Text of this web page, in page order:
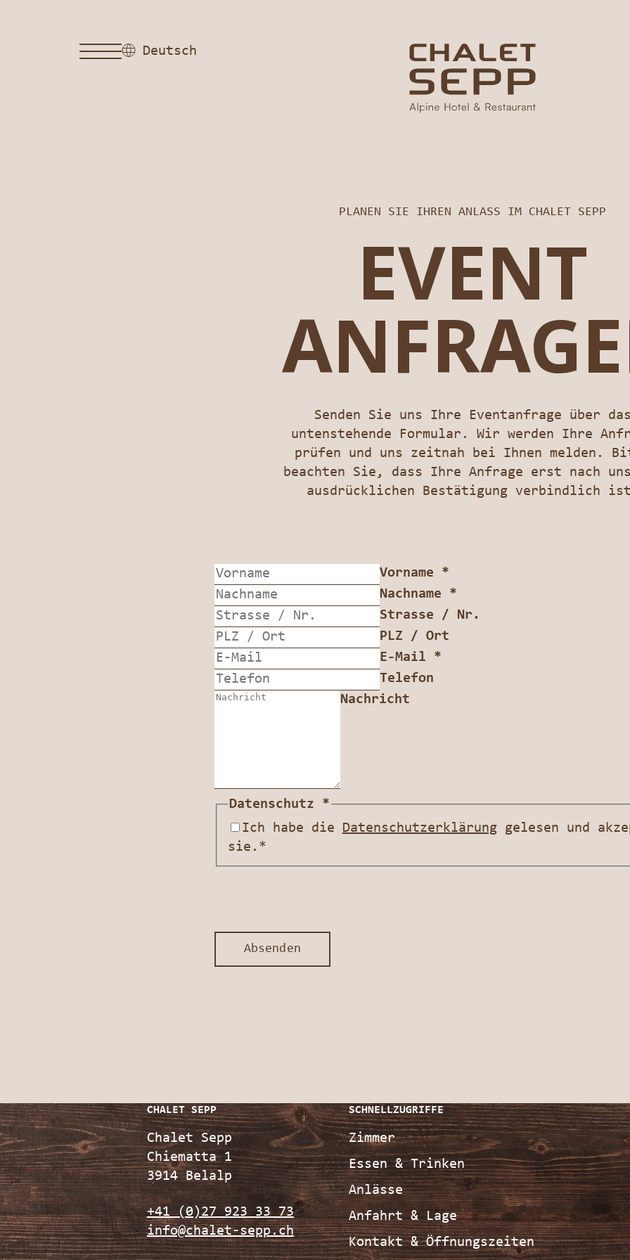
Deutsch
PLANEN SIE IHREN ANLASS IM CHALET SEPP
EVENT
Senden Sie uns Ihre Eventanfrage über das
untenstehende Formular. Wir werden Ihre
prüfen und uns zeitnah bei Ihnen melden.
beachten Sie, dass Ihre Anfrage erst nach
ausdrücklichen Bestätigung verbindlich
Vorname *
Nachname *
Strasse / Nr.
PLZ / Ort
E-Mail *
Telefon
Nachricht
Datenschutz *
Ich habe die
Datenschutzerklärunggelesen und
sie.*
Absenden
CHALET SEPP
Chalet Sepp
Chiematta 1
3914 Belalp
+41 (0)27 923 33 73
info@chalet-sepp.ch
SCHNELLZUGRIFFE
Zimmer
Essen & Trinken
Anlässe
Anfahrt & Lage
Kontakt & Öffnungszeiten